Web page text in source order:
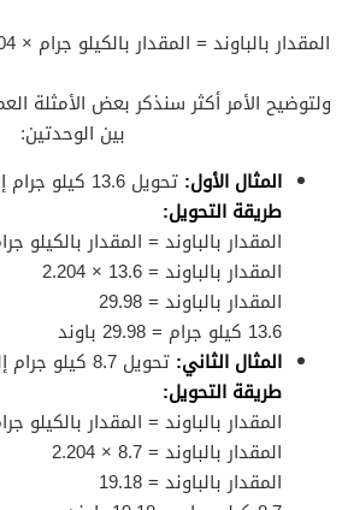
المقدار بالباوند = المقدار بالكيلو جرام × 2.204
ولتوضيح الأمر أكثر سنذكر بعض الأمثلة
بين الوحدتين:
المثال الأول: تحويل 13.6 كيلو جرام إلى وحدة الباوند
طريقة التحويل:
المقدار بالباوند = المقدار بالكيلو جرام ×
المقدار بالباوند = 13.6 × 2.204
المقدار بالباوند = 29.98
13.6 كيلو جرام = 29.98 باوند
المثال الثاني: تحويل 8.7 كيلو جرام إلى وحدة الباوند
طريقة التحويل:
المقدار بالباوند = المقدار بالكيلو جرام ×
المقدار بالباوند = 8.7 × 2.204
المقدار بالباوند = 19.18